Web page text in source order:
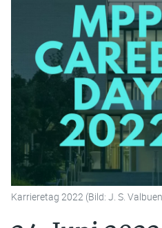
Karrieretag 2022 (Bild: J. S.